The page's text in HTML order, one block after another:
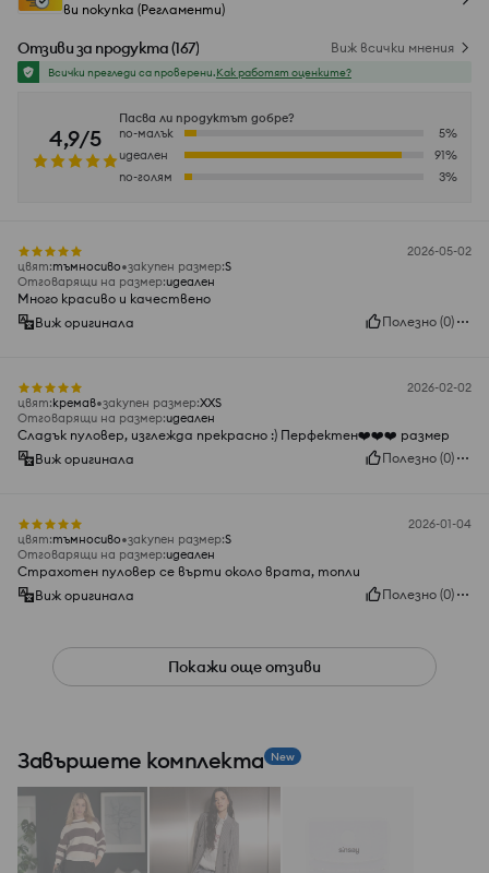
ви покупка (Регламенти)
Отзиви за продукта(167) Виж всички мнения
Всички прегледи са проверени.Как работят оценките?
4,9/5
Пасва ли продуктът добре?
по-малък
5%
идеален
91%
по-голям
3%
2026-05-02
цвят:тъмносиво закупен размер:S
Отговарящи на размер:идеален
Много красиво и качествено
Виж оригинала
Полезно (0)
2026-02-02
цвят:кремав закупен размер:XXS
Отговарящи на размер:идеален
Сладък пуловер, изглежда прекрасно :) Перфектен❤️❤️❤️ размер
Виж оригинала
Полезно (0)
2026-01-04
цвят:тъмносиво закупен размер:S
Отговарящи на размер:идеален
Страхотен пуловер се върти около врата, топли
Виж оригинала
Полезно (0)
Покажи още отзиви
Завършете комплекта New